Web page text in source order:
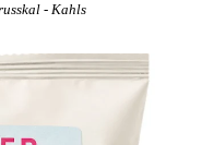
- Kahls